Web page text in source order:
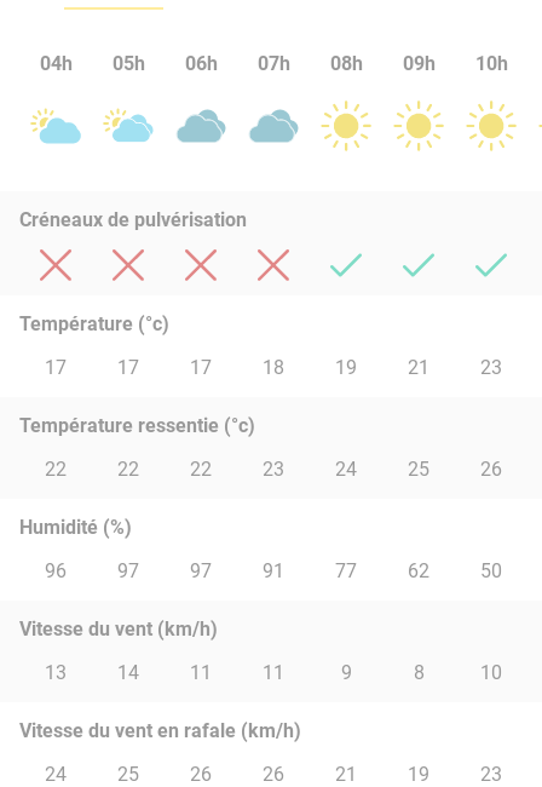
04h 05h 06h 07h 08h 09h 10h
Créneaux de pulvérisation
Température (°c)
17
17 17 18 19 21 23
Température ressentie (°c)
22
22 22 23 24 25 26
Humidité (%)
96
97 97 91 77 62 50
Vitesse du vent (km/h)
13
14 11 11 9 8 10
Vitesse du vent en rafale (km/h)
24
25 26 26 21 19 23